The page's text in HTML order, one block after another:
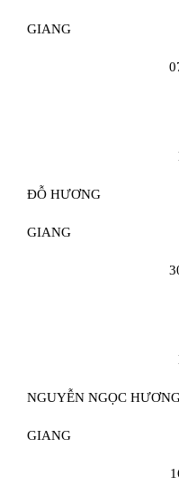
GIANG
ĐỖ HƯƠNG
GIANG
NGUYỄN NGỌC
GIANG